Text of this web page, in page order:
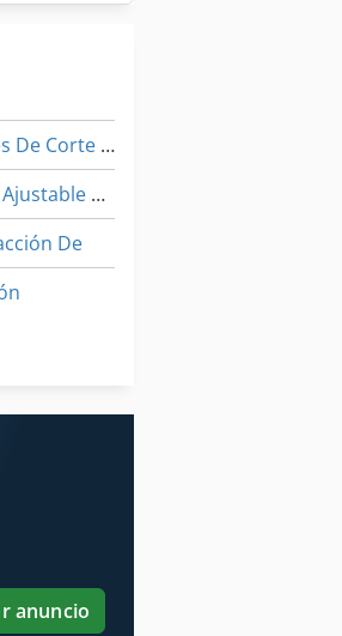
Sierras Circulares De Corte De Metales
Sierras De Mesa Ajustable En Altura
De
anuncio